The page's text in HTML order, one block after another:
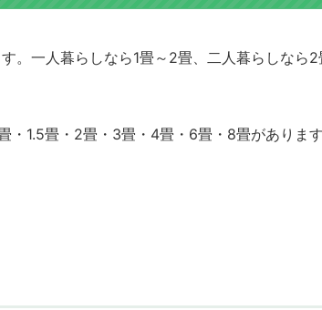
。一人暮らしなら1畳～2畳、二人暮らしなら2
・1.5畳・2畳・3畳・4畳・6畳・8畳がありま